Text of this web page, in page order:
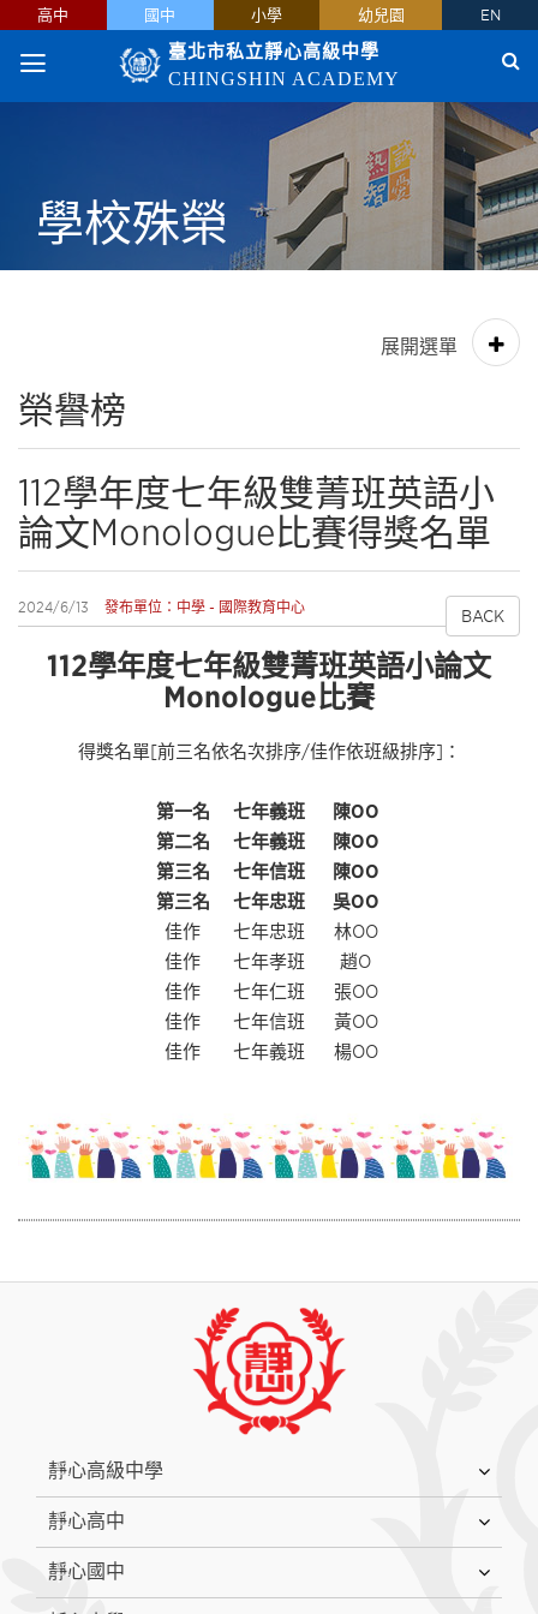
高中 國中 小學 幼兒園 EN
臺北市私立靜心高級中學
CHINGSHIN ACADEMY
學校殊榮
榮譽榜
112學年度七年級雙菁班英語小
論文Monologue比賽得獎名單
BACK
2024/6/13 發布單位：中學 - 國際教育中心
112學年度七年級雙菁班英語小論文
Monologue比賽
得獎名單[前三名依名次排序/佳作依班級排序]：
第一名 七年義班
陳OO
第二名
七年義班
陳OO
第三名
七年信班
陳OO
第三名
七年忠班
吳OO
佳作
七年忠班
林OO
佳作
七年孝班
趙O
佳作
七年仁班
張OO
佳作
七年信班
黃OO
佳作
七年義班 楊OO
靜心高級中學
靜心高中
靜心國中